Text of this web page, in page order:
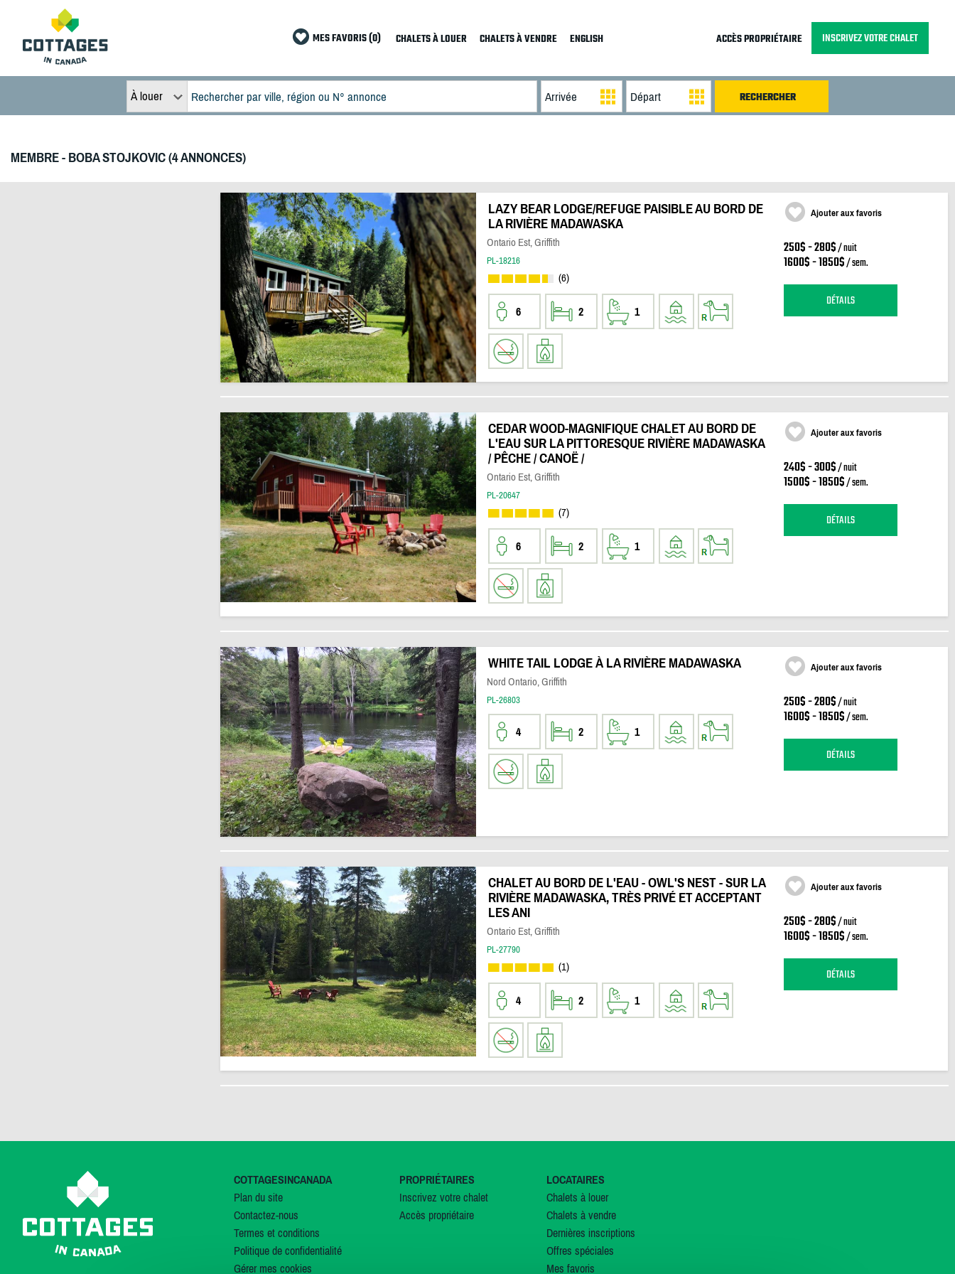
MES FAVORIS (0) CHALETS À LOUER CHALETS À VENDRE ENGLISH ACCÈS PROPRIÉTAIRE INSCRIVEZ VOTRE CHALET
À louer
MEMBRE - BOBA STOJKOVIC (4 ANNONCES)
LAZY BEAR LODGE/REFUGE PAISIBLE AU BORD DE
LA RIVIÈRE MADAWASKA
Ontario Est, Griffith
PL-18216
(6)
6 2 1
Ajouter aux favoris
250$ - 280$/ nuit
1600$ - 1850$/ sem.
DÉTAILS
CEDAR WOOD-MAGNIFIQUE CHALET AU BORD DE
L'EAU SUR LA PITTORESQUE RIVIÈRE MADAWASKA
/ PÊCHE / CANOË /
Ontario Est, Griffith
PL-20647
(7)
6 2 1
Ajouter aux favoris
240$ - 300$/ nuit
1500$ - 1850$/ sem.
DÉTAILS
WHITE TAIL LODGE À LA RIVIÈRE MADAWASKA
Nord Ontario, Griffith
PL-26803
4 2 1
Ajouter aux favoris
250$ - 280$/ nuit
1600$ - 1850$/ sem.
DÉTAILS
CHALET AU BORD DE L'EAU - OWL'S NEST - SUR LA
RIVIÈRE MADAWASKA, TRÈS PRIVÉ ET ACCEPTANT
LES ANI
Ontario Est, Griffith
PL-27790
(1)
4 2 1
Ajouter aux favoris
250$ - 280$/ nuit
1600$ - 1850$/ sem.
DÉTAILS
COTTAGESINCANADA
Plan du site
Contactez-nous
Termes et conditions
Politique de confidentialité
Gérer mes cookies
PROPRIÉTAIRES
Inscrivez votre chalet
Accès propriétaire
LOCATAIRES
Chalets à louer
Chalets à vendre
Dernières inscriptions
Offres spéciales
Mes favoris